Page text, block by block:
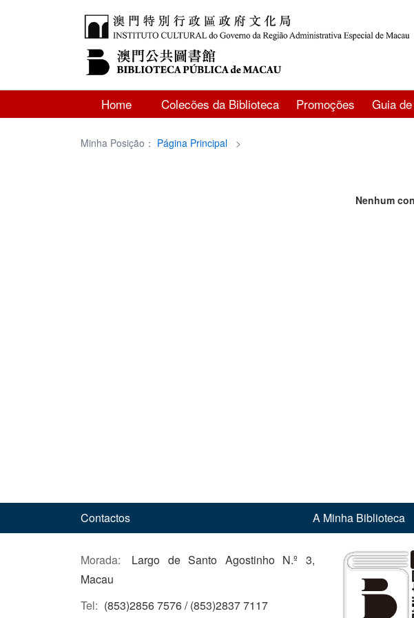
Home Colecões da Biblioteca Promoções Guia
Minha Posição： Página Principal >
Nenhum
Contactos A Minha Biblioteca
Morada:
Largo de Santo Agostinho N.º 3,
Macau
Tel: (853)2856 7576 / (853)2837 7117